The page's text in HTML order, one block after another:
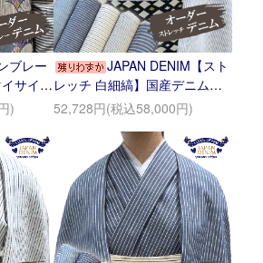
ブレー
サイズ
)
JAPAN DENIM【スト
レッチ 白細縞】国産デニムマ
イサイズオーダー
52,728円(税込58,000円)